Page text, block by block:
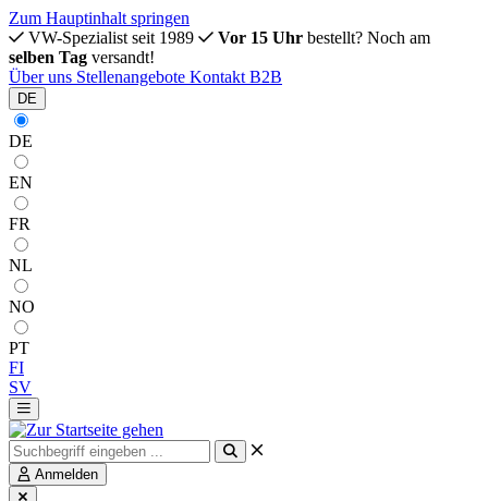
Zum Hauptinhalt springen
VW-Spezialist seit 1989
Vor 15 Uhr bestellt? Noch am
selben Tag versandt!
Über uns Stellenangebote Kontakt B2B
DE
DE
EN
FR
NL
NO
PT
FI
SV
Anmelden